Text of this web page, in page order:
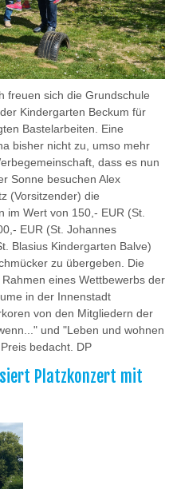
freuen sich die Grundschule
Kindergarten Beckum für
Bastelarbeiten. Eine
bisher nicht zu, umso mehr
dass es nun
Sonne besuchen Alex
(Vorsitzender) die
im Wert von 150,- EUR (St.
EUR (St. Johannes
Blasius Kindergarten Balve)
zu übergeben. Die
eines Wettbewerbs der
in der Innenstadt
von den Mitgliedern der
und "Leben und wohnen
bedacht. DP
Platzkonzert mit